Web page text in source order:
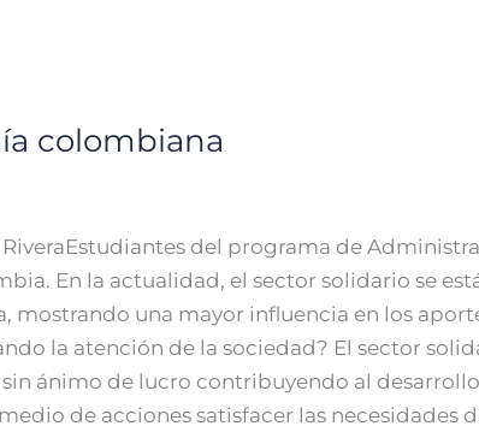
colombiana
del programa de
En la actualidad, el sector solidario se
una mayor influencia en los
la atención de la sociedad? El sector
ánimo de lucro contribuyendo al desarrollo
de acciones satisfacer las necesidades